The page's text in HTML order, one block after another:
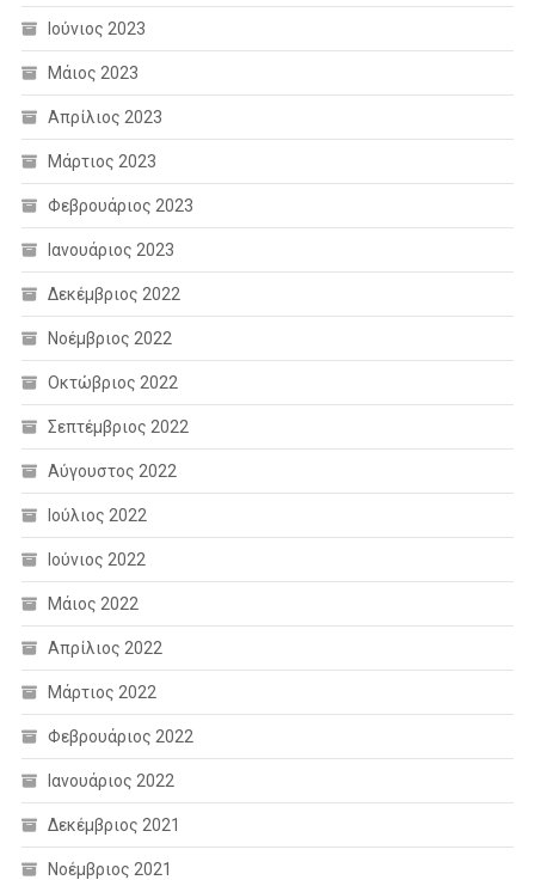
Ιούνιος 2023
Μάιος 2023
Απρίλιος 2023
Μάρτιος 2023
Φεβρουάριος 2023
Ιανουάριος 2023
Δεκέμβριος 2022
Νοέμβριος 2022
Οκτώβριος 2022
Σεπτέμβριος 2022
Αύγουστος 2022
Ιούλιος 2022
Ιούνιος 2022
Μάιος 2022
Απρίλιος 2022
Μάρτιος 2022
Φεβρουάριος 2022
Ιανουάριος 2022
Δεκέμβριος 2021
Νοέμβριος 2021